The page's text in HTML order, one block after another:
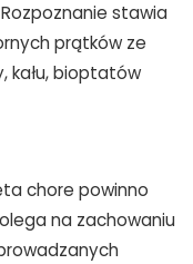
stawia
prątków ze
kału, bioptatów
chore powinno
na zachowaniu